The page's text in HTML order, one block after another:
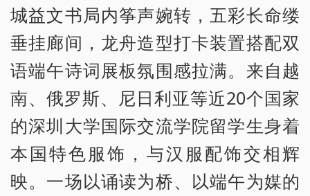
城益文书局内筝声婉转，五彩长命缕
垂挂廊间，龙舟造型打卡装置搭配双
语端午诗词展板氛围感拉满。来自越
南、俄罗斯、尼日利亚等近20个国家
的深圳大学国际交流学院留学生身着
本国特色服饰，与汉服配饰交相辉
映。一场以诵读为桥、以端午为媒的